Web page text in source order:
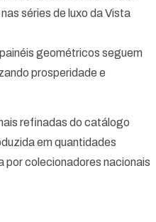
séries de luxo da Vista
geométricos seguem
prosperidade e
refinadas do catálogo
em quantidades
por colecionadores nacionais